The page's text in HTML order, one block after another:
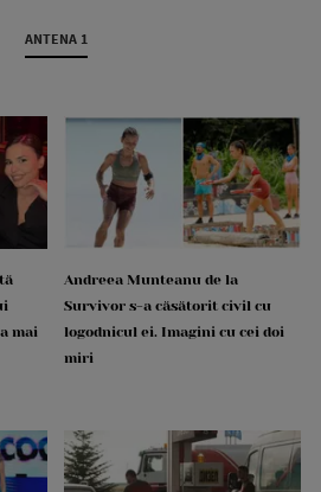
ANTENA 1
mai
Andreea Munteanu de la
Survivor s-a căsătorit civil cu
logodnicul ei. Imagini cu cei doi
miri